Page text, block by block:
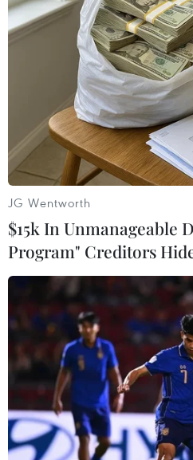
NSA.
Mỹ chính thức chấm
theo dõi điện thoại của
29/11/2015 12:08
Cơ quan An ninh quốc gia Mỹ
chấm dứt chương trình thu
mô lớn và thay thế bằng một
nhằm theo dõi người dân
JG Wentworth
$15k In Unmanageable
Program" Creditors